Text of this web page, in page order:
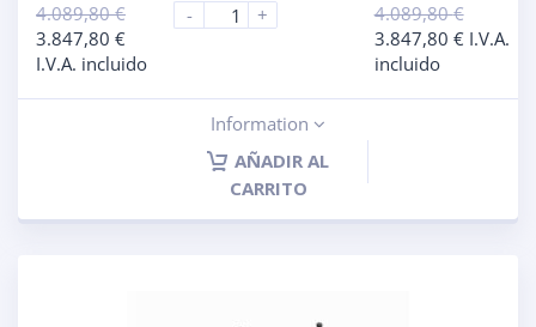
4.089,80€
3.847,80 €
I.V.A. incluido
-
+
4.089,80€
3.847,80 € I.V.A.
incluido
Information
AÑADIR AL
CARRITO